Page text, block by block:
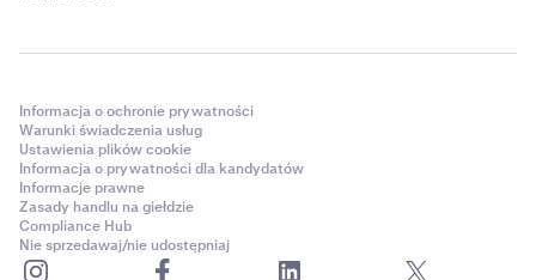
Informacja o ochronie prywatności
Warunki świadczenia usług
Ustawienia plików cookie
Informacja o prywatności dla kandydatów
Informacje prawne
Zasady handlu na giełdzie
Compliance Hub
Nie sprzedawaj/nie udostępniaj